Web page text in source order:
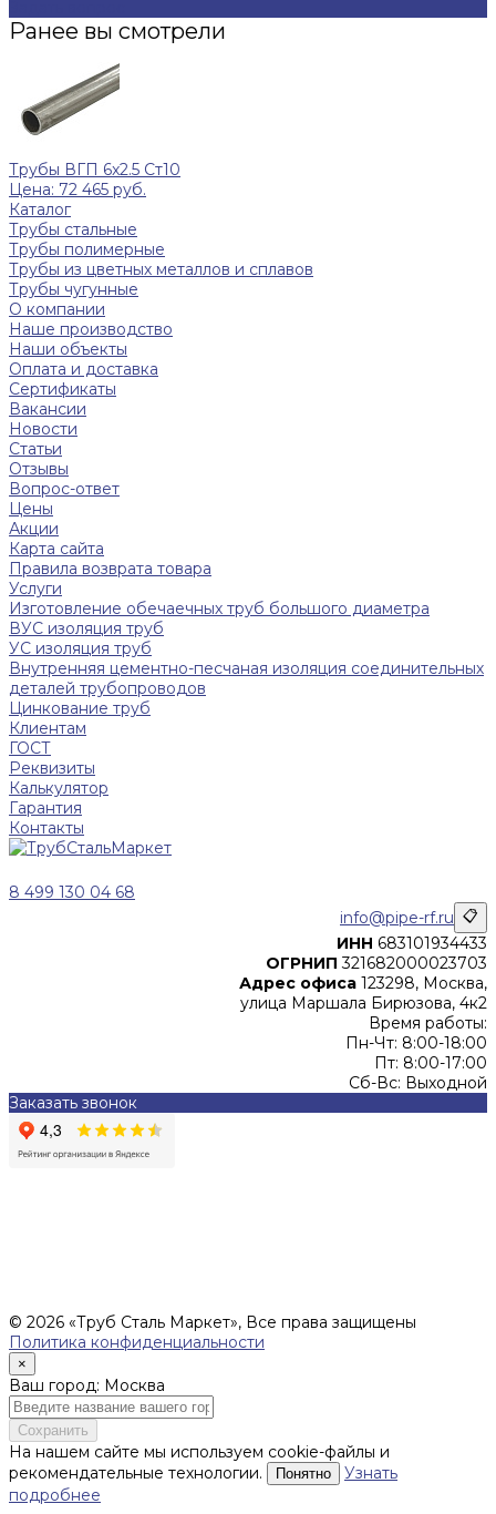
Ранее вы смотрели
Трубы ВГП 6x2.5 Ст10
Цена: 72 465 руб.
Каталог
Трубы стальные
Трубы полимерные
Трубы из цветных металлов и сплавов
Трубы чугунные
О компании
Наше производство
Наши объекты
Оплата и доставка
Сертификаты
Вакансии
Новости
Статьи
Отзывы
Вопрос-ответ
Цены
Акции
Карта сайта
Правила возврата товара
Услуги
Изготовление обечаечных труб большого диаметра
ВУС изоляция труб
УС изоляция труб
Внутренняя цементно-песчаная изоляция соединительных
деталей трубопроводов
Цинкование труб
Клиентам
ГОСТ
Реквизиты
Калькулятор
Гарантия
Контакты
8 499 130 04 68
info@pipe-rf.ru 📋
ИНН 683101934433
ОГРНИП 321682000023703
Адрес офиса 123298, Москва,
улица Маршала Бирюзова, 4к2
Время работы:
Пн-Чт: 8:00-18:00
Пт: 8:00-17:00
Сб-Вс: Выходной
Заказать звонок
© 2026 «Труб Сталь Маркет», Все права защищены
Политика конфиденциальности
×
Ваш город: Москва
Сохранить
На нашем сайте мы используем cookie-файлы и
рекомендательные технологии.
Понятно
Узнать
подробнее